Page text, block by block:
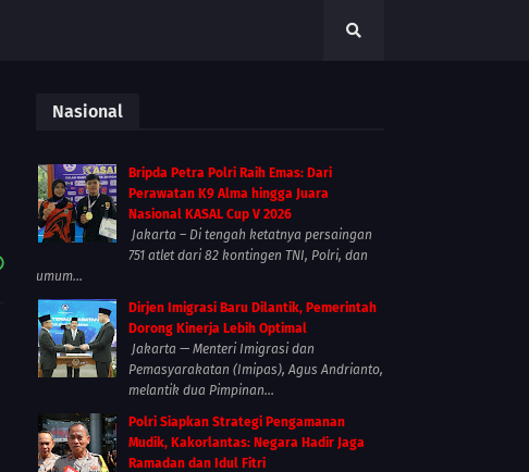
Nasional
Bripda Petra Polri Raih Emas: Dari
Perawatan K9 Alma hingga Juara
Nasional KASAL Cup V 2026
Jakarta – Di tengah ketatnya persaingan
751 atlet dari 82 kontingen TNI, Polri, dan
umum...
Dirjen Imigrasi Baru Dilantik, Pemerintah
Dorong Kinerja Lebih Optimal
Jakarta — Menteri Imigrasi dan
Pemasyarakatan (Imipas), Agus Andrianto,
melantik dua Pimpinan...
Polri Siapkan Strategi Pengamanan
Mudik, Kakorlantas: Negara Hadir Jaga
Ramadan dan Idul Fitri